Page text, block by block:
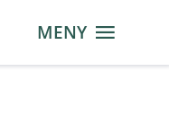
MENY